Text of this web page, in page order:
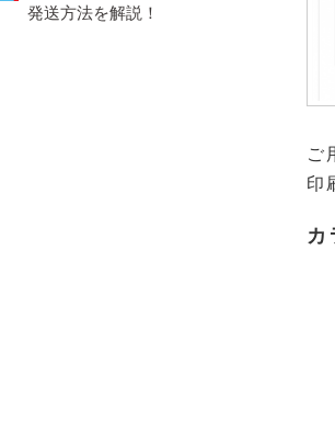
発送方法を解説！
ご
印
カ